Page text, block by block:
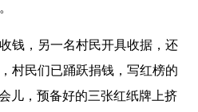
，另一名村民开具收据，还
村民们已踊跃捐钱，写红榜的
儿，预备好的三张红纸牌上挤